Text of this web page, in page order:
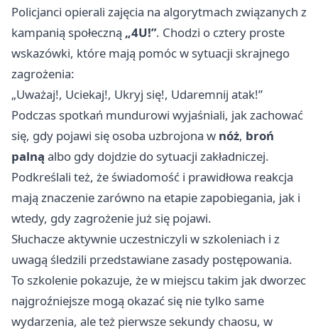
Policjanci opierali zajęcia na algorytmach związanych z
kampanią społeczną „4U!”. Chodzi o cztery proste
wskazówki, które mają pomóc w sytuacji skrajnego
zagrożenia:
„Uważaj!, Uciekaj!, Ukryj się!, Udaremnij atak!”
Podczas spotkań mundurowi wyjaśniali, jak zachować
się, gdy pojawi się osoba uzbrojona w nóż, broń
palną albo gdy dojdzie do sytuacji zakładniczej.
Podkreślali też, że świadomość i prawidłowa reakcja
mają znaczenie zarówno na etapie zapobiegania, jak i
wtedy, gdy zagrożenie już się pojawi.
Słuchacze aktywnie uczestniczyli w szkoleniach i z
uwagą śledzili przedstawiane zasady postępowania.
To szkolenie pokazuje, że w miejscu takim jak dworzec
najgroźniejsze mogą okazać się nie tylko same
wydarzenia, ale też pierwsze sekundy chaosu, w